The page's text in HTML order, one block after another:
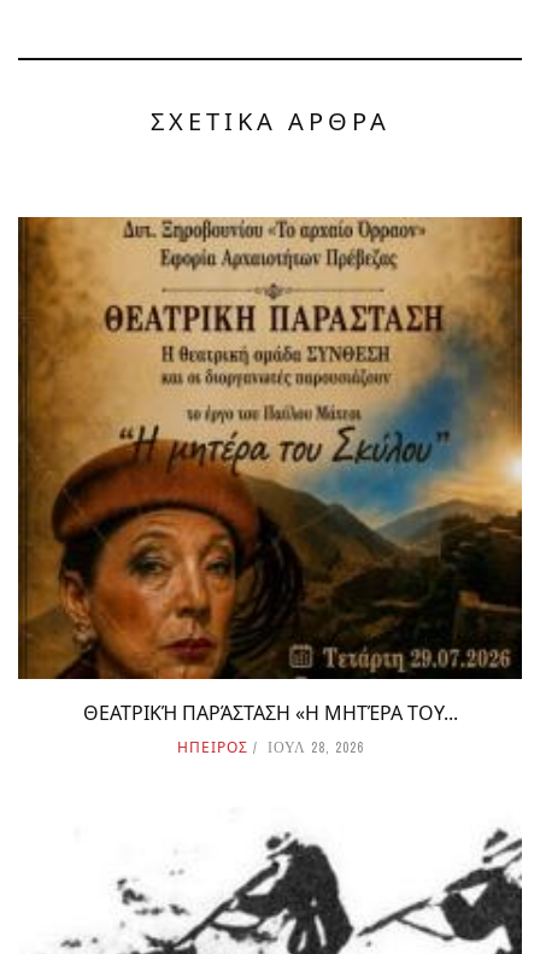
ΣΧΕΤΙΚΑ ΑΡΘΡΑ
ΘΕΑΤΡΙΚΉ ΠΑΡΆΣΤΑΣΗ «Η ΜΗΤΈΡΑ ΤΟΥ...
ΗΠΕΙΡΟΣ ΙΟΥΛ 28, 2026